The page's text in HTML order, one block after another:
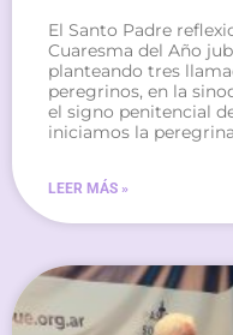
El Santo Padre
Cuaresma del Año
planteando tres
peregrinos, en la
el signo penitencial
iniciamos la
LEER MÁS »